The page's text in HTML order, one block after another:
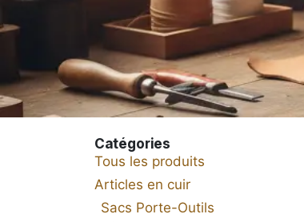
Catégories
Tous les produits
Articles en cuir
Sacs Porte-Outils